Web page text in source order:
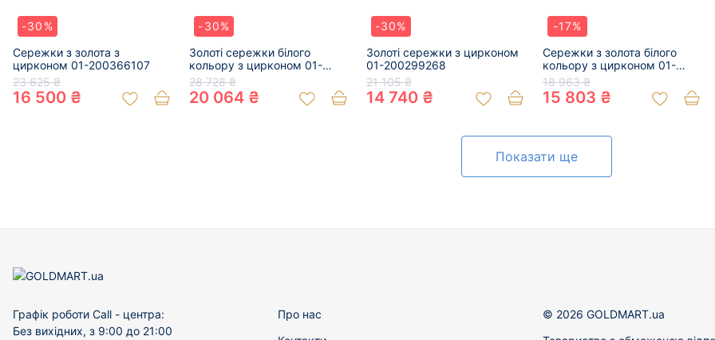
-30%
Сережки з золота з
цирконом 01-200366107
23 625 ₴
16 500 ₴
-30%
Золоті сережки білого
кольору з цирконом 01-
19166049
28 728 ₴
20 064 ₴
-30%
Золоті сережки з цирконом
01-200299268
21 105 ₴
14 740 ₴
-17%
Сережки з золота білого
кольору з цирконом 01-
200788420
18 963 ₴
15 803 ₴
Показати ще
Графік роботи Call - центра:
Без вихідних, з 9:00 до 21:00
Про нас
© 2026 GOLDMART.ua